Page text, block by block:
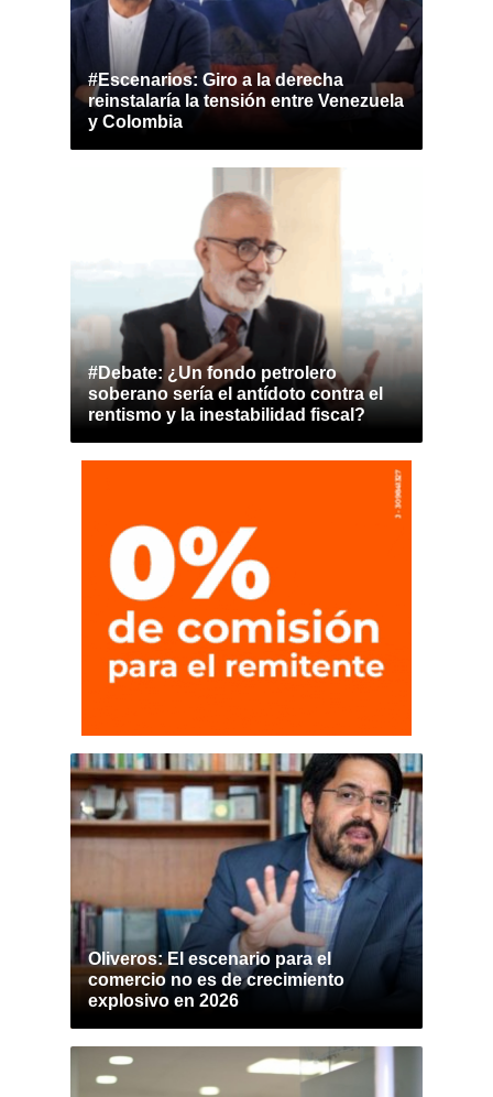
#Escenarios: Giro a la derecha
reinstalaría la tensión entre Venezuela
y Colombia
#Debate: ¿Un fondo petrolero
soberano sería el antídoto contra el
rentismo y la inestabilidad fiscal?
Oliveros: El escenario para el
comercio no es de crecimiento
explosivo en 2026